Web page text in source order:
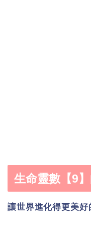
生命靈數【9
讓世界進化得更美好